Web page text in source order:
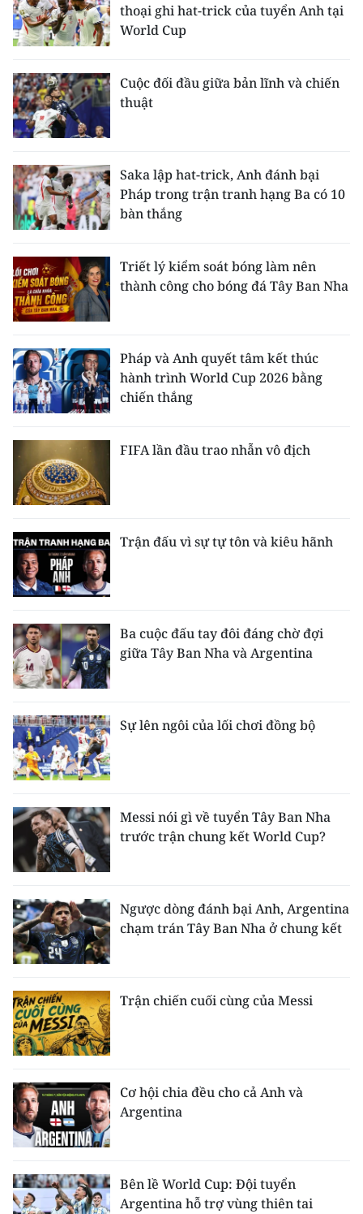
thoại ghi hat-trick của tuyển Anh tại
World Cup
Cuộc đối đầu giữa bản lĩnh và chiến
thuật
Saka lập hat-trick, Anh đánh bại
Pháp trong trận tranh hạng Ba có 10
bàn thắng
Triết lý kiểm soát bóng làm nên
thành công cho bóng đá Tây Ban Nha
Pháp và Anh quyết tâm kết thúc
hành trình World Cup 2026 bằng
chiến thắng
FIFA lần đầu trao nhẫn vô địch
Trận đấu vì sự tự tôn và kiêu hãnh
Ba cuộc đấu tay đôi đáng chờ đợi
giữa Tây Ban Nha và Argentina
Sự lên ngôi của lối chơi đồng bộ
Messi nói gì về tuyển Tây Ban Nha
trước trận chung kết World Cup?
Ngược dòng đánh bại Anh, Argentina
chạm trán Tây Ban Nha ở chung kết
Trận chiến cuối cùng của Messi
Cơ hội chia đều cho cả Anh và
Argentina
Bên lề World Cup: Đội tuyển
Argentina hỗ trợ vùng thiên tai